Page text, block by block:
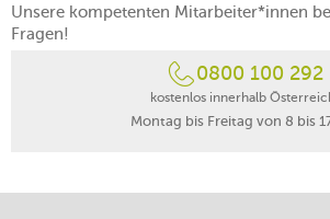
Unsere kompetenten Mitarbeiter*innen
Fragen!
0800 100 292
kostenlos innerhalb
Montag bis Freitag von 8 bis